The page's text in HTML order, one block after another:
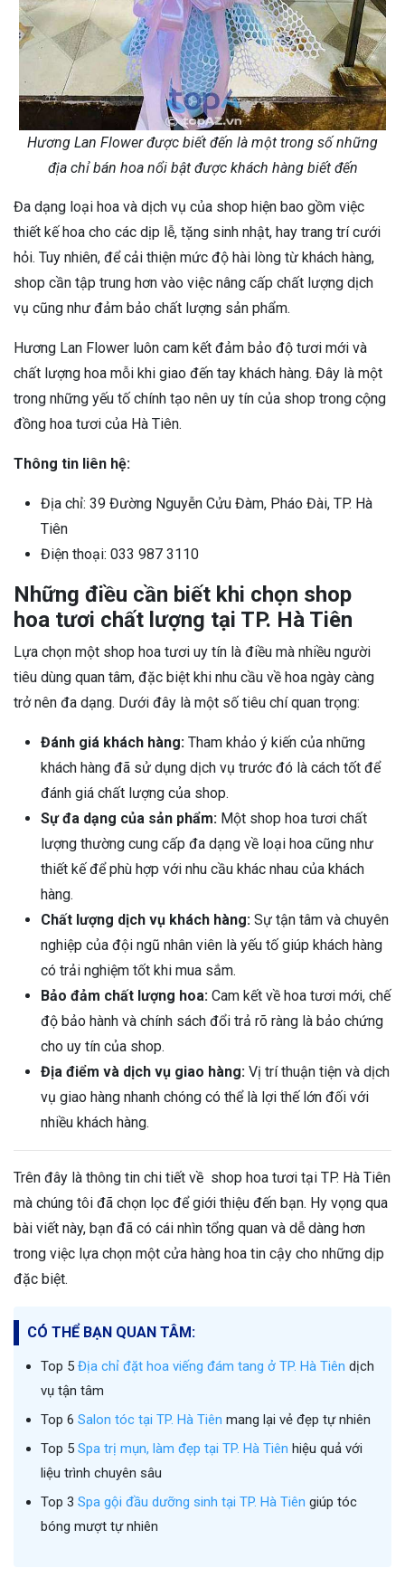
Hương Lan Flower được biết đến là một trong số những
địa chỉ bán hoa nổi bật được khách hàng biết đến
Đa dạng loại hoa và dịch vụ của shop hiện bao gồm việc
thiết kế hoa cho các dịp lễ, tặng sinh nhật, hay trang trí cưới
hỏi. Tuy nhiên, để cải thiện mức độ hài lòng từ khách hàng,
shop cần tập trung hơn vào việc nâng cấp chất lượng dịch
vụ cũng như đảm bảo chất lượng sản phẩm.
Hương Lan Flower luôn cam kết đảm bảo độ tươi mới và
chất lượng hoa mỗi khi giao đến tay khách hàng. Đây là một
trong những yếu tố chính tạo nên uy tín của shop trong cộng
đồng hoa tươi của Hà Tiên.
Thông tin liên hệ:
Địa chỉ: 39 Đường Nguyễn Cửu Đàm, Pháo Đài, TP. Hà
Tiên
Điện thoại: 033 987 3110
Những điều cần biết khi chọn shop
hoa tươi chất lượng tại TP. Hà Tiên
Lựa chọn một shop hoa tươi uy tín là điều mà nhiều người
tiêu dùng quan tâm, đặc biệt khi nhu cầu về hoa ngày càng
trở nên đa dạng. Dưới đây là một số tiêu chí quan trọng:
Đánh giá khách hàng: Tham khảo ý kiến của những
khách hàng đã sử dụng dịch vụ trước đó là cách tốt để
đánh giá chất lượng của shop.
Sự đa dạng của sản phẩm: Một shop hoa tươi chất
lượng thường cung cấp đa dạng về loại hoa cũng như
thiết kế để phù hợp với nhu cầu khác nhau của khách
hàng.
Chất lượng dịch vụ khách hàng: Sự tận tâm và chuyên
nghiệp của đội ngũ nhân viên là yếu tố giúp khách hàng
có trải nghiệm tốt khi mua sắm.
Bảo đảm chất lượng hoa: Cam kết về hoa tươi mới, chế
độ bảo hành và chính sách đổi trả rõ ràng là bảo chứng
cho uy tín của shop.
Địa điểm và dịch vụ giao hàng: Vị trí thuận tiện và dịch
vụ giao hàng nhanh chóng có thể là lợi thế lớn đối với
nhiều khách hàng.
Trên đây là thông tin chi tiết về shop hoa tươi tại TP. Hà Tiên
mà chúng tôi đã chọn lọc để giới thiệu đến bạn. Hy vọng qua
bài viết này, bạn đã có cái nhìn tổng quan và dễ dàng hơn
trong việc lựa chọn một cửa hàng hoa tin cậy cho những dịp
đặc biệt.
CÓ THỂ BẠN QUAN TÂM:
Top 5 Địa chỉ đặt hoa viếng đám tang ở TP. Hà Tiên dịch
vụ tận tâm
Top 6 Salon tóc tại TP. Hà Tiên mang lại vẻ đẹp tự nhiên
Top 5 Spa trị mụn, làm đẹp tại TP. Hà Tiên hiệu quả với
liệu trình chuyên sâu
Top 3 Spa gội đầu dưỡng sinh tại TP. Hà Tiên giúp tóc
bóng mượt tự nhiên